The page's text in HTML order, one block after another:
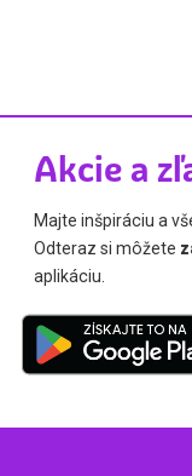
Akcie a
Majte inšpiráciu a
Odteraz si môžete
aplikáciu.